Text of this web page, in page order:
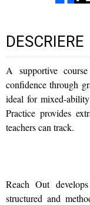
DESCRIERE
A supportive
confidence through
ideal for mixed-
Practice provides
teachers can track.
Reach Out
structured and